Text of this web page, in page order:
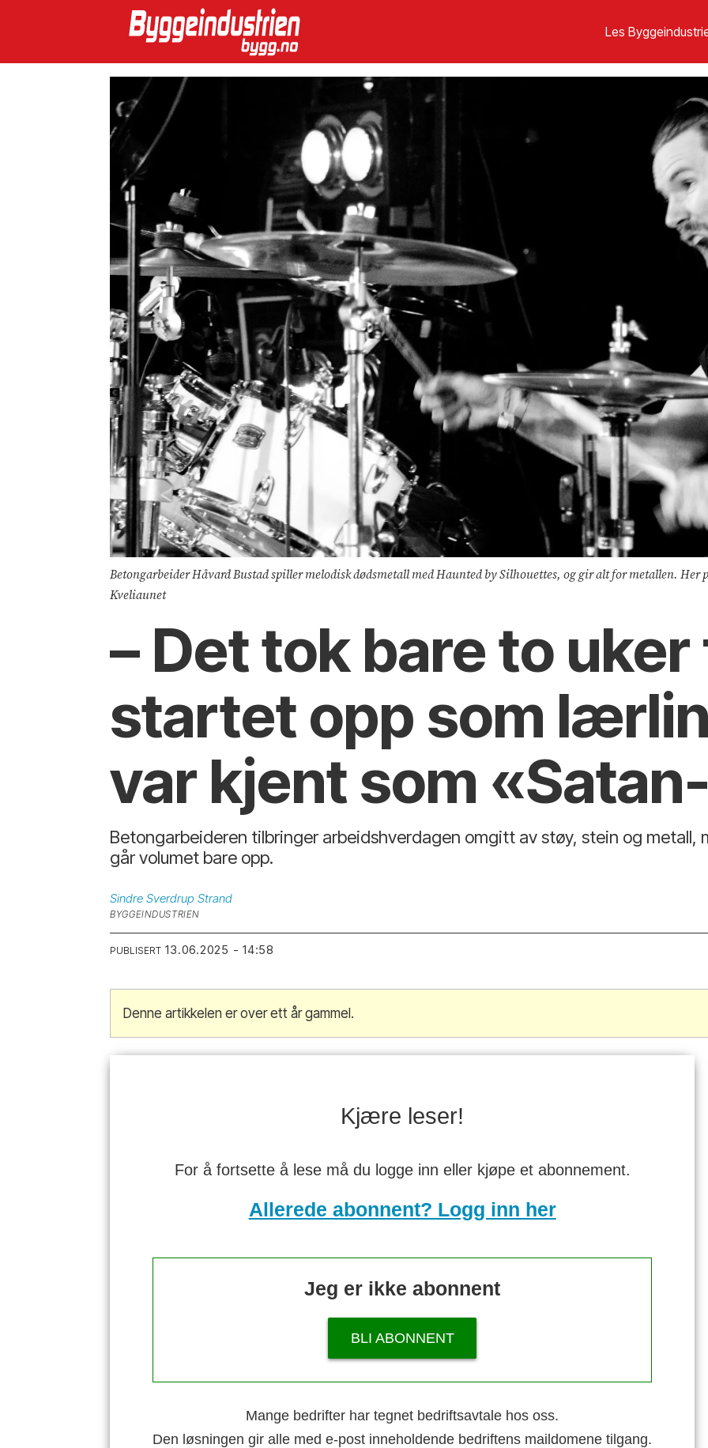
Les
Betong­arbeider Håvard Bustad spiller melodisk dødsmetall med Haunted by Silhouettes, og gir alt for metallen. Her
Kveliaunet
– Det tok bare to
startet opp som
var kjent som
Betongarbeideren tilbringer arbeidshverdagen omgitt av støy, stein og metall,
går volumet bare opp.
Sindre Sverdrup Strand
BYGGEINDUSTRIEN
PUBLISERT 13.06.2025 - 14:58
Denne artikkelen er over ett år gammel.
Kjære leser!
For å fortsette å lese må du logge inn eller kjøpe et abonnement.
Allerede abonnent? Logg inn her
Jeg er ikke abonnent
BLI ABONNENT
Mange bedrifter har tegnet bedriftsavtale hos oss.
Den løsningen gir alle med e-post inneholdende bedriftens maildomene tilgang.